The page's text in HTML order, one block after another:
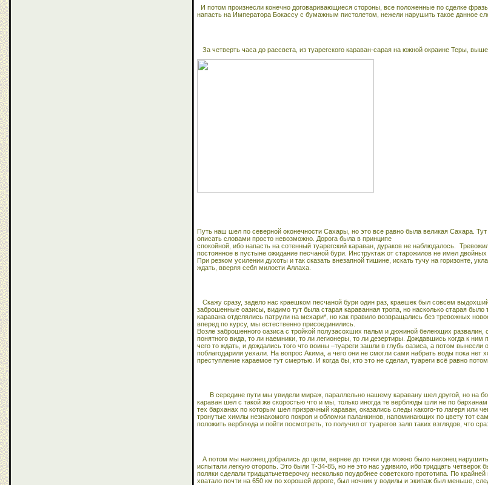
И потом произнесли конечно договаривающиеся стороны, все положенные по сделке
напасть на Императора Бокассу с бумажным пистолетом, нежели нарушить такое данное
За четверть часа до рассвета, из туарегского караван-сарая на южной окраине Теры,
Путь наш шел по северной оконечности Сахары, но это все равно была великая Сахара.
описать словами просто невозможно. Дорога была в принципе
спокойной, ибо напасть на сотенный туарегский караван, дураков не наблюдалось.
постоянное в пустыне ожидание песчаной бури. Инструктаж от старожилов не имел двойных
При резком усилении духоты и так сказать внезапной тишине, искать тучу на горизонте,
ждать, вверяя себя милости Аллаха.
Скажу сразу, задело нас краешком песчаной бури один раз, краешек был совсем
заброшенные оазисы, видимо тут была старая караванная тропа, но насколько старая было
каравана отделялись патрули на мехари*, но как правило возвращались без тревожных
вперед по курсу, мы естественно присоединились.
Возле заброшенного оазиса с тройкой полузасохших пальм и дюжиной белеющих
понятного вида, то ли наемники, то ли легионеры, то ли дезертиры. Дождавшись когда к
чего то ждать, и дождались того что воины –туареги зашли в глубь оазиса, а потом
поблагодарили уехали. На вопрос Акима, а чего они не смогли сами набрать воды пока
преступление караемое тут смертью. И когда бы, кто это не сделал, туареги всё равно
В середине пути мы увидели мираж, параллельно нашему каравану шел другой, но на
караван шел с такой же скоростью что и мы, только иногда те верблюды шли не по
тех барханах по которым шел призрачный караван, оказались следы какого-то лагеря или
тронутые химлы незнакомого покроя и обломки паланкинов, напоминающих по цвету тот
положить верблюда и пойти посмотреть, то получил от туарегов залп таких взглядов, что
А потом мы наконец добрались до цели, вернее до точки где можно было наконец
испытали легкую оторопь. Это были Т-34-85, но не это нас удивило, ибо тридцать четверок
поляки сделали тридцатьчетверочку несколько поудобнее советского прототипа. По
хватало почти на 650 км по хорошей дороге, был ночник у водилы и экипаж был меньше,